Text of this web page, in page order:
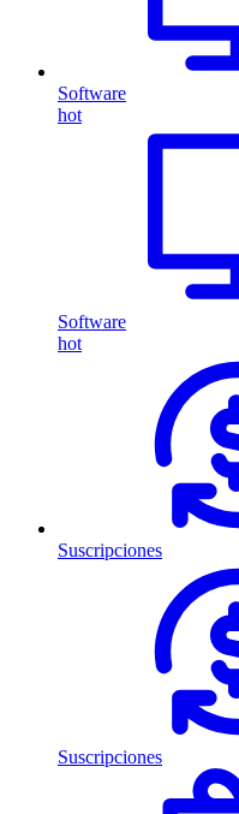
Software
hot
Software
hot
Suscripciones
Suscripciones